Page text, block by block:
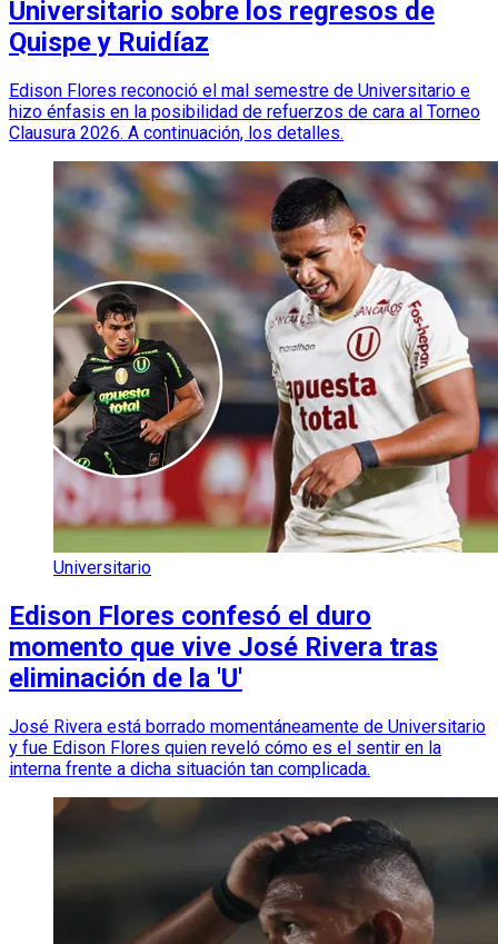
Universitario sobre los regresos de
Quispe y Ruidíaz
Edison Flores reconoció el mal semestre de Universitario e
hizo énfasis en la posibilidad de refuerzos de cara al Torneo
Clausura 2026. A continuación, los detalles.
Universitario
Edison Flores confesó el duro
momento que vive José Rivera tras
eliminación de la 'U'
José Rivera está borrado momentáneamente de Universitario
y fue Edison Flores quien reveló cómo es el sentir en la
interna frente a dicha situación tan complicada.